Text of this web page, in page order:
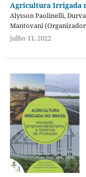
Agricultura Irrigada
Alysson Paolinelli,
Mantovani
julho 11, 2022